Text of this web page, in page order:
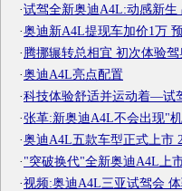
·试驾全新奥迪A4L:动感新生
·奥迪新A4L提现车加价1万
· 腾挪辗转总相宜 初次体验
·奥迪A4L亮点配置
·科技体验舒适并运动着—试
·张革:新奥迪A4L不会出现"
·奥迪A4L五款车型正式上市
·"突破换代"全新奥迪A4L上
·视频:奥迪A4L三亚试驾会